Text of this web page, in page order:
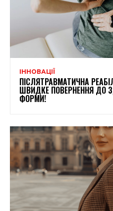
ІННОВАЦІЇ
ПІСЛЯТРАВМАТИЧНА
ШВИДКЕ ПОВЕРНЕННЯ ДО
ФОРМИ!